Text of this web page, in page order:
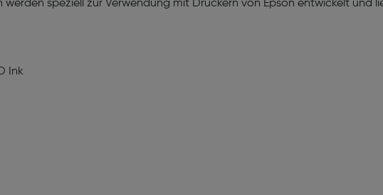
werden speziell zur Verwendung mit Druckern von Epson entwickelt und
Ink